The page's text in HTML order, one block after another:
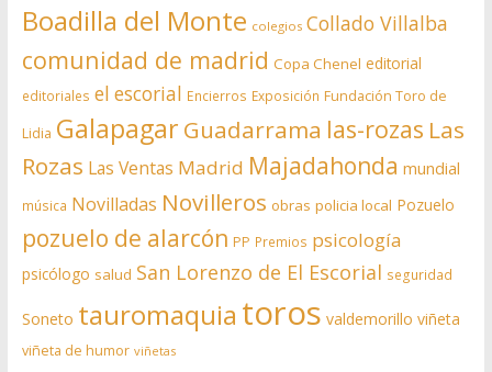
Boadilla del Monte colegios Collado Villalba
comunidad de madrid Copa Chenel editorial
editoriales el escorial Encierros Exposición Fundación Toro de
Lidia Galapagar Guadarrama las-rozas Las
Rozas Las Ventas Madrid Majadahonda mundial
música Novilladas Novilleros obras policia local Pozuelo
pozuelo de alarcón PP Premios psicología
psicólogo salud San Lorenzo de El Escorial seguridad
Soneto tauromaquia toros valdemorillo viñeta
viñeta de humor viñetas